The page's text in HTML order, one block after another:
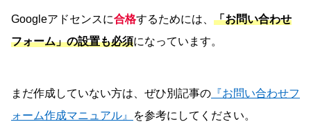
Googleアドセンスに合格するためには、 「お問い合わせ
フォーム」の設置も必須になっています。
まだ作成していない方は、ぜひ別記事の 『お問い合わせフ
ォーム作成マニュアル』
を参考にしてください。